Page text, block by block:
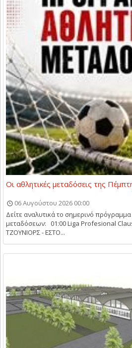
Οι αθλητικές μεταδόσεις της
06 Αυγούστου 2026 00:00
Δείτε αναλυτικά το σημερινό
μεταδόσεων: 01:00 Liga Profesional
ΤΖΟΥΝΙΟΡΣ - ΕΣΤΟ...